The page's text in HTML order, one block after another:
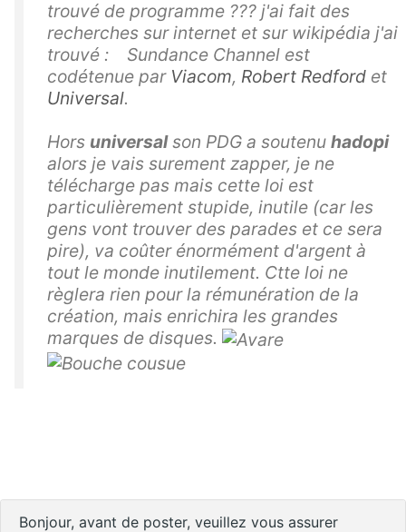
trouvé de programme ??? j'ai fait des
recherches sur internet et sur wikipédia j'ai
trouvé : Sundance Channel est
codétenue par Viacom, Robert Redford et
Universal.
Hors universalson PDG a soutenu hadopi
alors je vais surement zapper, je ne
télécharge pas mais cette loi est
particulièrement stupide, inutile (car les
gens vont trouver des parades et ce sera
pire), va coûter énormément d'argent à
tout le monde inutilement. Ctte loi ne
règlera rien pour la rémunération de la
création, mais enrichira les grandes
marques de disques.
Bonjour, avant de poster, veuillez vous assurer